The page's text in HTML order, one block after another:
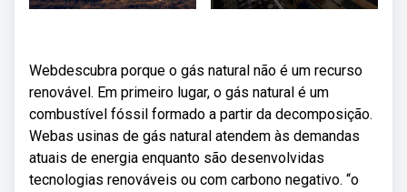
Webdescubra porque o gás natural não é um recurso
renovável. Em primeiro lugar, o gás natural é um
combustível fóssil formado a partir da decomposição.
Webas usinas de gás natural atendem às demandas
atuais de energia enquanto são desenvolvidas
tecnologias renováveis ou com carbono negativo. “o